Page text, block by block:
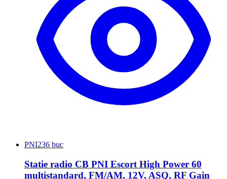
PNI236 buc
Statie radio CB PNI Escort High Power 60
multistandard, FM/AM, 12V, ASQ, RF Gain